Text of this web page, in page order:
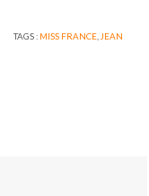
TAGS : MISS FRANCE, JEAN